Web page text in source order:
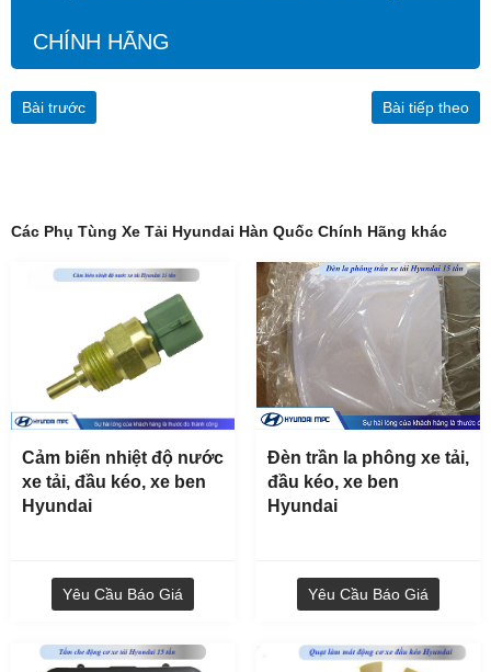
Lọc dầu có đế xe tải, xe ben, xe đầu kéo Hyundai
Yêu Cầu Báo Giá
CHÍNH HÃNG
Bài trước Bài tiếp theo
Các Phụ Tùng Xe Tải Hyundai Hàn Quốc Chính Hãng khác
Cảm biến nhiệt độ nước
xe tải, đầu kéo, xe ben
Hyundai
Yêu Cầu Báo Giá
Đèn trần la phông xe tải,
đầu kéo, xe ben
Hyundai
Yêu Cầu Báo Giá